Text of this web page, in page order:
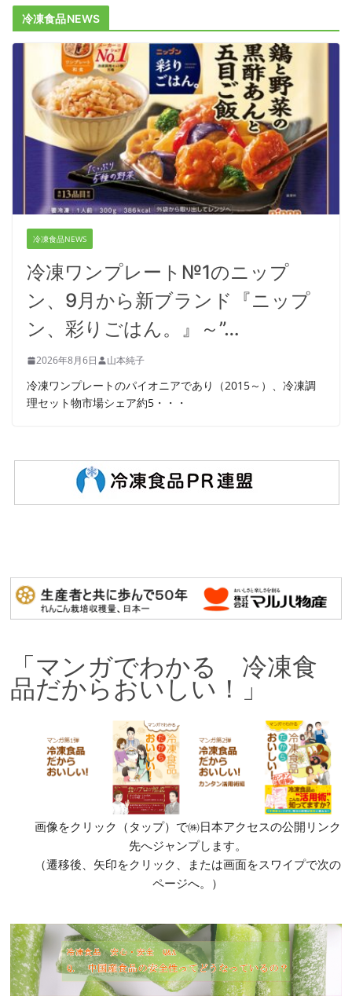
冷凍食品NEWS
冷凍食品NEWS
冷凍ワンプレート№1のニップ
ン、9月から新ブランド『ニップ
ン、彩りごはん。』～”…
2026年8月6日 山本純子
冷凍ワンプレートのパイオニアであり（2015～）、冷凍調
理セット物市場シェア約5・・・
「マンガでわかる 冷凍食
品だからおいしい！」
画像をクリック（タップ）で㈱日本アクセスの公開リンク
先へジャンプします。
（遷移後、矢印をクリック、または画面をスワイプで次の
ページへ。）